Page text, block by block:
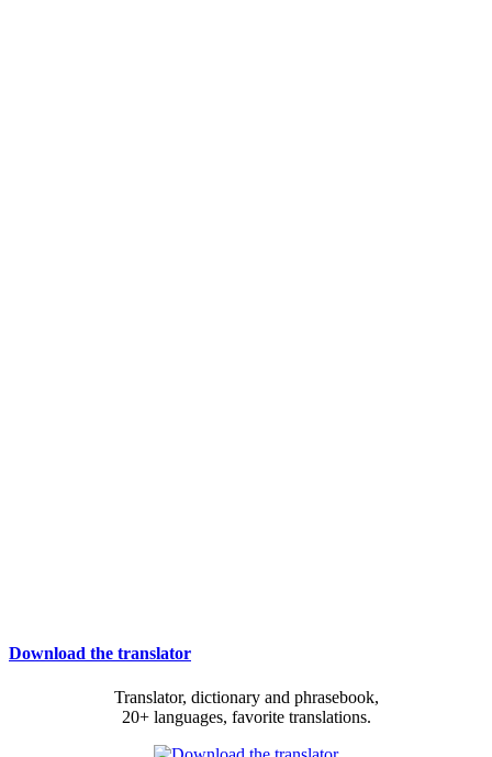
Download the translator
Translator, dictionary and phrasebook,
20+ languages, favorite translations.